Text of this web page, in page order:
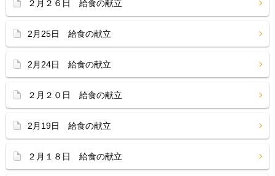
２月２６日 給食の献立
2月25日 給食の献立
2月24日 給食の献立
２月２０日 給食の献立
2月19日 給食の献立
２月１８日 給食の献立